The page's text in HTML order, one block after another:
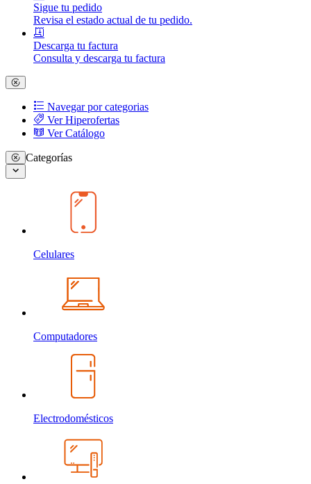
Sigue tu pedido
Revisa el estado actual de tu pedido.
Descarga tu factura
Consulta y descarga tu factura
Navegar por categorias
Ver Hiperofertas
Ver Catálogo
Categorías
Celulares
Computadores
Electrodomésticos